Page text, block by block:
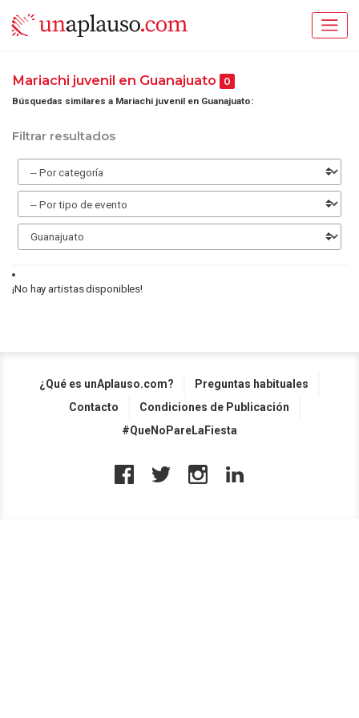
Mariachi juvenil en Guanajuato 0
Búsquedas similares a Mariachi juvenil en Guanajuato:
Filtrar resultados
¡No hay artistas disponibles!
¿Qué es unAplauso.com?
Preguntas habituales
Contacto
Condiciones de Publicación
#QueNoPareLaFiesta